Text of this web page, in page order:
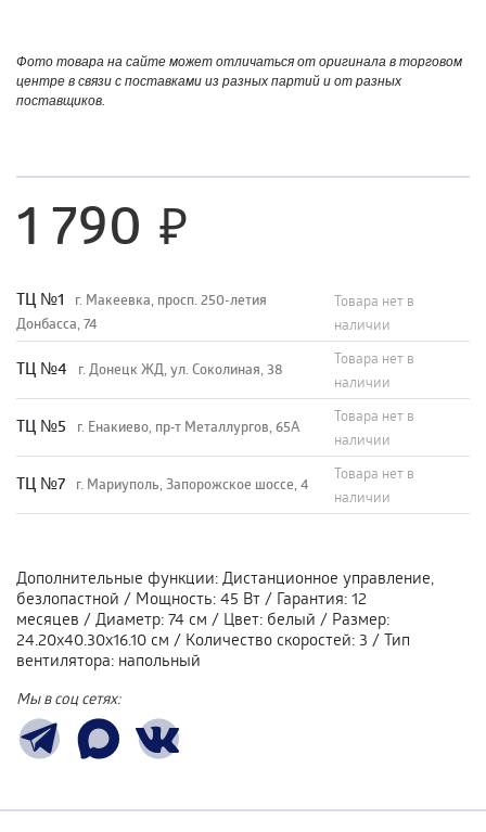
Фото товара на сайте может отличаться от оригинала в торговом
центре в связи с поставками из разных партий и от разных
поставщиков.
1 790
TЦ №1
г. Макеевка, просп. 250-летия
Донбасса, 74
Товара нет в
наличии
TЦ №4 г. Донецк ЖД, ул. Соколиная, 38
Товара нет в
наличии
TЦ №5 г. Енакиево, пр-т Металлургов, 65А
Товара нет в
наличии
ТЦ №7 г. Мариуполь, Запорожское шоссе, 4
Товара нет в
наличии
Дополнительные функции: Дистанционное управление,
безлопастной / Мощность: 45 Вт / Гарантия: 12
месяцев / Диаметр: 74 см / Цвет: белый / Размер:
24.20х40.30х16.10 см / Количество скоростей: 3 / Тип
вентилятора: напольный
Мы в соц сетях: